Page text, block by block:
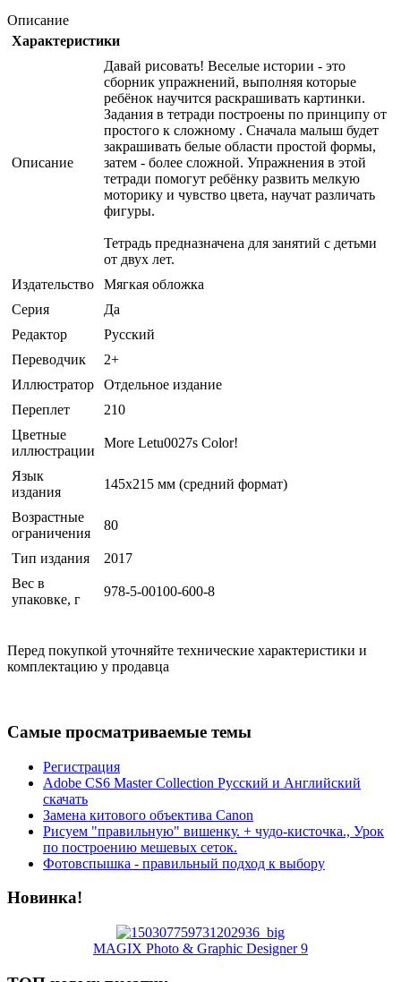
Описание
Характеристики
Описание
Давай рисовать! Веселые истории - это
сборник упражнений, выполняя которые
ребёнок научится раскрашивать картинки.
Задания в тетради построены по принципу от
простого к сложному . Сначала малыш будет
закрашивать белые области простой формы,
затем - более сложной. Упражнения в этой
тетради помогут ребёнку развить мелкую
моторику и чувство цвета, научат различать
фигуры.
Тетрадь предназначена для занятий с детьми
от двух лет.
Издательство
Мягкая обложка
Серия
Да
Редактор
Русский
Переводчик
2+
Иллюстратор
Отдельное издание
Переплет
210
Цветные
иллюстрации
More Letu0027s Color!
Язык
издания
145х215 мм (средний формат)
Возрастные
ограничения
80
Тип издания
2017
Вес в
упаковке, г
978-5-00100-600-8
Перед покупкой уточняйте технические характеристики и
комплектацию у продавца
Самые просматриваемые темы
Регистрация
Adobe CS6 Master Collection Русский и Английский
скачать
Замена китового объектива Canon
Рисуем "правильную" вишенку. + чудо-кисточка., Урок
по построению мешевых сеток.
Фотовспышка - правильный подход к выбору
Новинка!
MAGIX Photo & Graphic Designer 9